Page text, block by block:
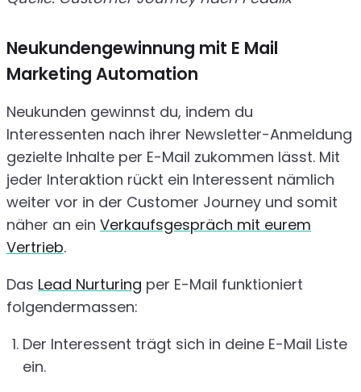
Neukundengewinnung mit E Mail
Marketing Automation
Neukunden gewinnst du, indem du
Interessenten nach ihrer Newsletter-Anmeldung
gezielte Inhalte per E-Mail zukommen lässt. Mit
jeder Interaktion rückt ein Interessent nämlich
weiter vor in der Customer Journey und somit
näher an ein Verkaufsgespräch mit eurem
Vertrieb.
Das Lead Nurturing per E-Mail funktioniert
folgendermassen:
Der Interessent trägt sich in deine E-Mail Liste
ein.